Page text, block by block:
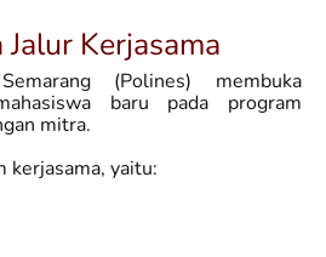
Kerjasama
(Polines) membuka
baru pada program
mitra.
kerjasama, yaitu: